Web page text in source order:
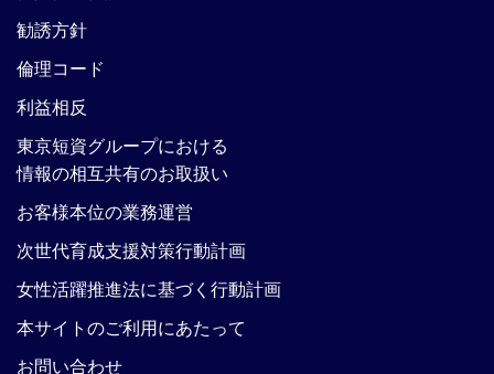
勧誘方針
倫理コード
利益相反
東京短資グループにおける
情報の相互共有のお取扱い
お客様本位の業務運営
次世代育成支援対策行動計画
女性活躍推進法に基づく行動計画
本サイトのご利用にあたって
お問い合わせ